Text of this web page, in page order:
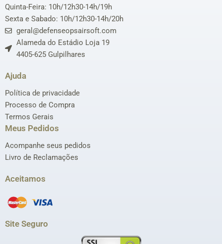
Quinta-Feira: 10h/12h30-14h/19h
Sexta e Sabado: 10h/12h30-14h/20h
geral@defenseopsairsoft.com
Alameda do Estádio Loja 19
4405-625 Gulpilhares
Ajuda
Política de privacidade
Processo de Compra
Termos Gerais
Meus Pedidos
Acompanhe seus pedidos
Livro de Reclamações
Aceitamos
Site Seguro